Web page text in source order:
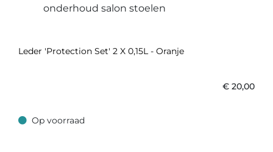
Leder 'Protection Set' 2 X 0,15L - Oranje
€ 20,00
Op voorraad
Op voorraad